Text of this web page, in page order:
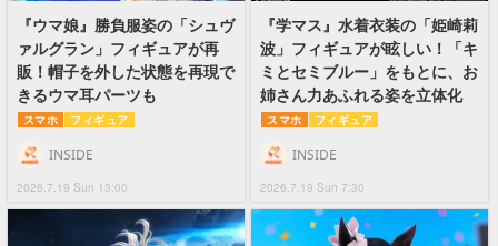
『ウマ娘』勝負服姿の「シュヴ
ァルグラン」フィギュアが再
販！帽子を外した状態を再現で
きるウマ耳パーツも
スマホ フィギュア
2026.7.19 Sun 13:00
INSIDE
『学マス』水着衣装の「姫崎莉
波」フィギュアが眩しい！「キ
ミとセミブルー」をもとに、お
姉さん力あふれる姿を立体化
スマホ フィギュア
2026.7.19 Sun 7:30
INSIDE